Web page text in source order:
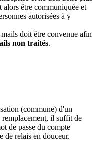
être communiquée et
autorisées à y
doit être convenue afin
non traités.
(commune) d'un
remplacement, il suffit de
de passe du compte
de relais en douceur.